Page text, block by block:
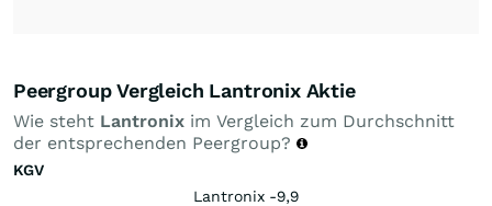
Peergroup Vergleich Lantronix Aktie
Wie steht Lantronix im Vergleich zum Durchschnitt
der entsprechenden Peergroup?
KGV
Lantronix -9,9